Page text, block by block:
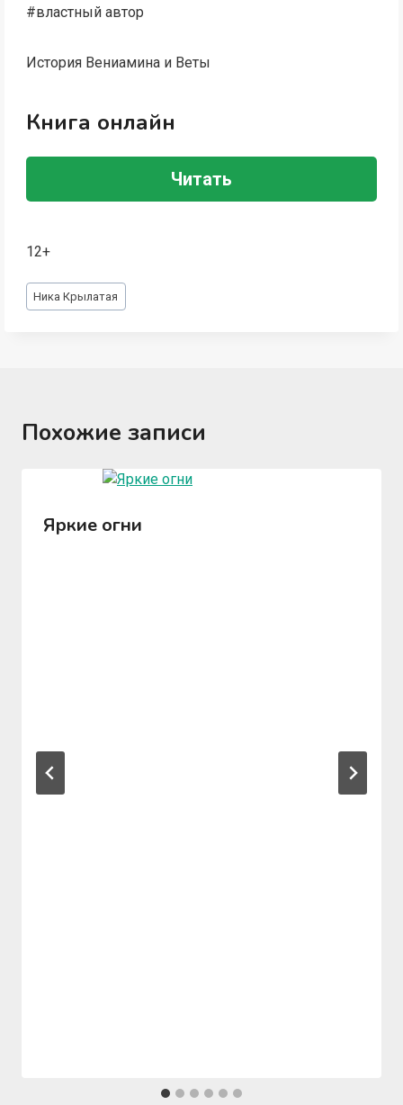
#властный автор
История Вениамина и Веты
Книга онлайн
Читать
12+
Метки
записи:
Ника Крылатая
Похожие записи
Яркие огни